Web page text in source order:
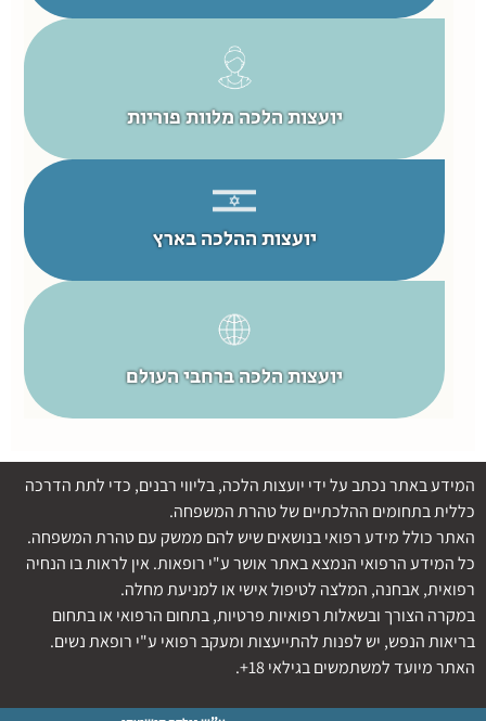
יועצות הלכה מלוות פוריות
יועצות ההלכה בארץ
יועצות הלכה ברחבי העולם
המידע באתר נכתב על ידי יועצות הלכה, בליווי רבנים, כדי לתת הדרכה
כללית בתחומים ההלכתיים של טהרת המשפחה.
האתר כולל מידע רפואי בנושאים שיש להם ממשק עם טהרת המשפחה.
כל המידע הרפואי הנמצא באתר אושר ע"י רופאות. אין לראות בו הנחיה
רפואית, אבחנה, המלצה לטיפול אישי או למניעת מחלה.
במקרה הצורך ובשאלות רפואיות פרטיות, בתחום הרפואי או בתחום
בריאות הנפש, יש לפנות להתייעצות ומעקב רפואי ע"י רופאת נשים.
האתר מיועד למשתמשים בגילאי 18+.